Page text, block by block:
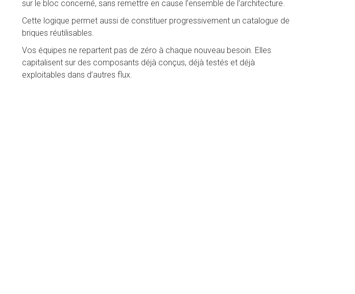
sur le bloc concerné, sans remettre en cause l’ensemble de l’architecture.
Cette logique permet aussi de constituer progressivement un catalogue de
briques réutilisables.
Vos équipes ne repartent pas de zéro à chaque nouveau besoin. Elles
capitalisent sur des composants déjà conçus, déjà testés et déjà
exploitables dans d’autres flux.